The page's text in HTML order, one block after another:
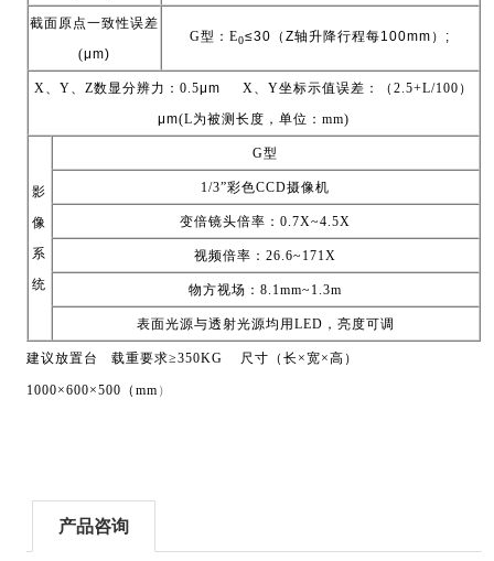
截面原点一致性误差
(μm)
G型：E0≤30 （Z轴升降行程每100mm ） ;
X Y Z数显分辨力： 0.5μm X Y坐标示值误差：（ 2.5+L/100 ）
μm(L为被测长度，单位： mm)
影
像
系
统
G型
1/3”彩色CCD摄像机
变倍镜头倍率：0.7X~4.5X
视频倍率：26.6~171X
物方视场：8.1mm~1.3m
表面光源与透射光源均用LED ，亮度可调
建议放置台 载重要求≥350KG 尺寸（长 ×宽×高）
1000×600×500 （ mm ）
产品咨询